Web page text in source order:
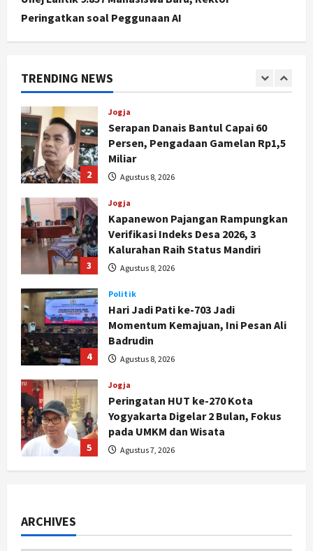
Peringatkan soal Peggunaan AI
TRENDING NEWS
Dana Bantuan Korban TPKS
Terkumpul Rp200 Miliar, LPSK
2
Serapan Danais Bantul Capai 60
Persen, Pengadaan Gamelan Rp1,5
Miliar
Agustus 8, 2026
3
Kapanewon Pajangan Rampungkan
Verifikasi Indeks Desa 2026, 3
Kalurahan Raih Status Mandiri
Agustus 8, 2026
4
Hari Jadi Pati ke-703 Jadi
Momentum Kemajuan, Ini Pesan Ali
Badrudin
Agustus 8, 2026
5
Peringatan HUT ke-270 Kota
Yogyakarta Digelar 2 Bulan, Fokus
pada UMKM dan Wisata
Agustus 7, 2026
ARCHIVES